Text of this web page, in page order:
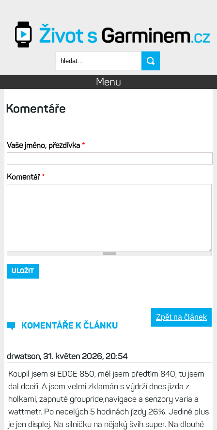
Vyhledávání
Menu
Komentáře
Vaše jméno, přezdívka *
Komentář*
KOMENTÁŘE K ČLÁNKU
Zpět na článek
drwatson, 31. květen 2026, 20:54
Koupil jsem si EDGE 850, měl jsem předtím 840, tu jsem
dal dceři. A jsem velmi zklamán s výdrží dnes jízda z
holkami, zapnuté groupride,navigace a senzory varia a
wattmetr. Po necelých 5 hodinách jízdy 26%. Jediné plus
je jen displej. Na silničku na nějaký švih super. Na dlouhé